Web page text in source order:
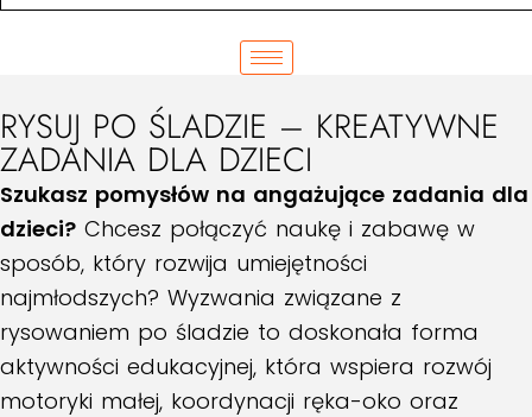
RYSUJ PO ŚLADZIE – KREATYWNE
ZADANIA DLA DZIECI
Szukasz pomysłów na angażujące zadania dla
dzieci? Chcesz połączyć naukę i zabawę w
sposób, który rozwija umiejętności
najmłodszych? Wyzwania związane z
rysowaniem po śladzie to doskonała forma
aktywności edukacyjnej, która wspiera rozwój
motoryki małej, koordynacji ręka-oko oraz